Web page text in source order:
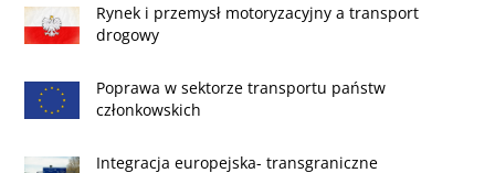
Rynek i przemysł motoryzacyjny a transport
drogowy
Poprawa w sektorze transportu państw
członkowskich
Integracja europejska- transgraniczne